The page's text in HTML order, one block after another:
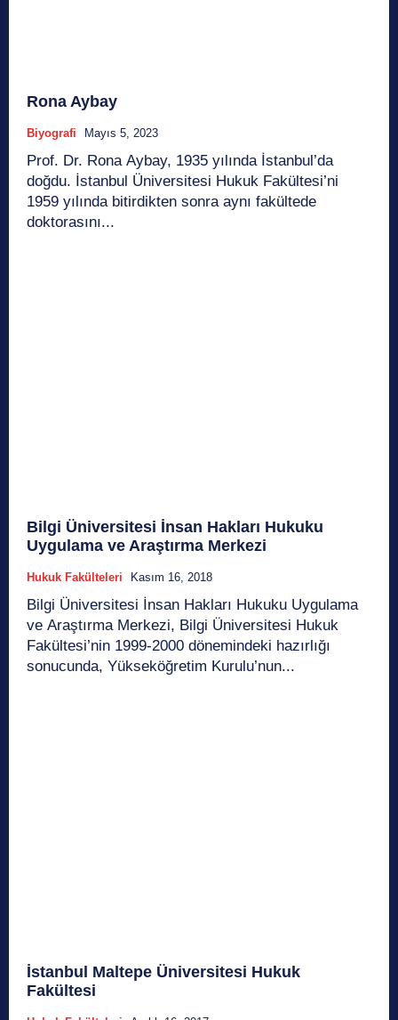
Rona Aybay
Biyografi Mayıs 5, 2023
Prof. Dr. Rona Aybay, 1935 yılında İstanbul’da
doğdu. İstanbul Üniversitesi Hukuk Fakültesi’ni
1959 yılında bitirdikten sonra aynı fakültede
doktorasını...
Bilgi Üniversitesi İnsan Hakları Hukuku
Uygulama ve Araştırma Merkezi
Hukuk Fakülteleri Kasım 16, 2018
Bilgi Üniversitesi İnsan Hakları Hukuku Uygulama
ve Araştırma Merkezi, Bilgi Üniversitesi Hukuk
Fakültesi’nin 1999-2000 dönemindeki hazırlığı
sonucunda, Yükseköğretim Kurulu’nun...
İstanbul Maltepe Üniversitesi Hukuk
Fakültesi